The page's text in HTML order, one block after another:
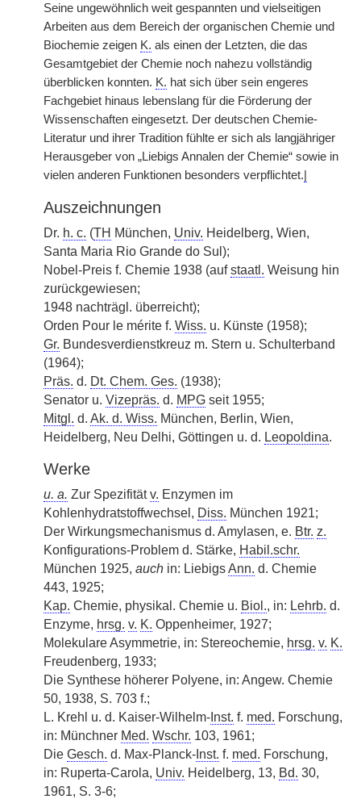
Seine ungewöhnlich weit gespannten und vielseitigen
Arbeiten aus dem Bereich der organischen Chemie und
Biochemie zeigen K. als einen der Letzten, die das
Gesamtgebiet der Chemie noch nahezu vollständig
überblicken konnten. K. hat sich über sein engeres
Fachgebiet hinaus lebenslang für die Förderung der
Wissenschaften eingesetzt. Der deutschen Chemie-
Literatur und ihrer Tradition fühlte er sich als langjähriger
Herausgeber von „Liebigs Annalen der Chemie“ sowie in
vielen anderen Funktionen besonders verpflichtet.
Auszeichnungen
Dr. h. c. (TH München, Univ. Heidelberg, Wien,
Santa Maria Rio Grande do Sul);
Nobel-Preis f. Chemie 1938 (aufstaatl. Weisung hin
zurückgewiesen;
1948 nachträgl. überreicht);
Orden Pour le mérite f. Wiss. u. Künste (1958);
Gr. Bundesverdienstkreuz m. Stern u. Schulterband
(1964);
Präs. d. Dt. Chem. Ges. (1938);
Senator u. Vizepräs. d. MPG seit 1955;
Mitgl. d. Ak. d. Wiss. München, Berlin, Wien,
Heidelberg, Neu Delhi, Göttingen u. d. Leopoldina.
Werke
u. a. Zur Spezifitätv. Enzymen im
Kohlenhydratstoffwechsel, Diss. München 1921;
Der Wirkungsmechanismus d. Amylasen, e. Btr. z.
Konfigurations-Problem d. Stärke, Habil.schr.
München 1925, auch in: LiebigsAnn. d. Chemie
443, 1925;
Kap. Chemie, physikal. Chemie u. Biol., in: Lehrb. d.
Enzyme, hrsg. v. K. Oppenheimer, 1927;
Molekulare Asymmetrie, in: Stereochemie, hrsg. v. K.
Freudenberg, 1933;
Die Synthese höherer Polyene, in: Angew. Chemie
50, 1938, S. 703 f.;
L. Krehl u. d. Kaiser-Wilhelm- Inst. f. med. Forschung,
in: Münchner Med. Wschr. 103, 1961;
Die Gesch. d. Max-Planck- Inst. f. med. Forschung,
in: Ruperta-Carola, Univ. Heidelberg, 13, Bd. 30,
1961, S. 3-6;